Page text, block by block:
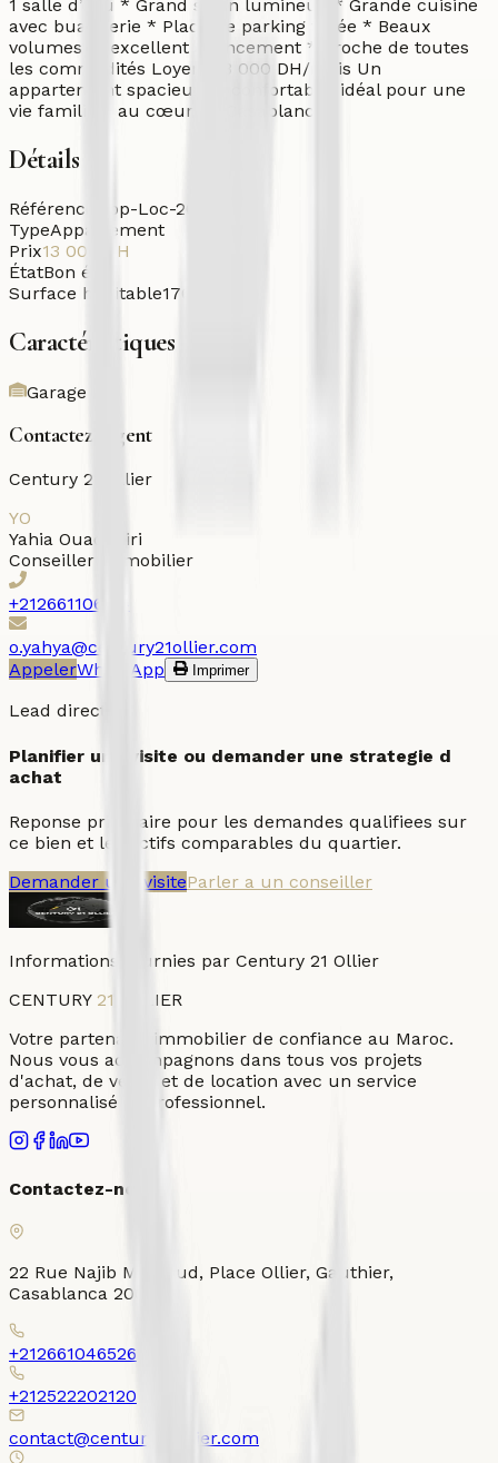
1 salle d’eau * Grand salon lumineux * Grande cuisine
avec buanderie * Place de parking titrée * Beaux
volumes et excellent agencement * Proche de toutes
les commodités Loyer : 13 000 DH/mois Un
appartement spacieux et confortable, idéal pour une
vie familiale au cœur de Casablanca.
Détails
Référence
App-Loc-26-0zpd3
TypeAppartement
Prix13 000
DH
ÉtatBon état
Surface habitable176
Caractéristiques
Garage
Contactez l'agent
Century 21 Ollier
YO
Yahia Ouadghiri
Conseiller immobilier
+212661106114
o.yahya@century21ollier.com
AppelerWhatsApp Imprimer
Lead direct
Planifier une visite ou demander une strategie d
achat
Reponse prioritaire pour les demandes qualifiees sur
ce bien et les actifs comparables du quartier.
Demander une visiteParler a un conseiller
Informations fournies par Century 21 Ollier
CENTURY 21
OLLIER
Votre partenaire immobilier de confiance au Maroc.
Nous vous accompagnons dans tous vos projets
d'achat, de vente et de location avec un service
personnalisé et professionnel.
Contactez-nous
22 Rue Najib Mahfoud, Place Ollier, Gauthier,
Casablanca 20000
+212661046526
+212522202120
contact@century21ollier.com